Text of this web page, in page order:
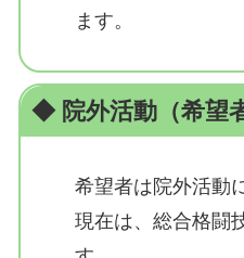
ます。
◆ 院外活動（希望
希望者は院外活動
現在は、総合格闘